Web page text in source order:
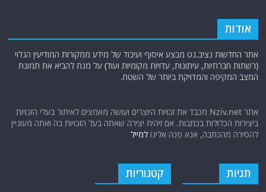
אודות
אתר החדשות נציב.נט מבצע איסוף ועיבוד של מידע ממקורות המודיעין הגלוי
(רשתות חברתיות, עיתונות, עדויות מקומיות ועוד) על מנת להביא את תמונת
המצב המקיפה והמדויקת ביותר של השטח.
אתר Nziv.net מכבד את זכויות היוצרים ועושה מאמצים לאיתור בעלי הזכויות
ביצירות הכלולות בכתבות. אם זיהית יצירה שאתה בעל הזכויות בה ואתה מעוניין
להסירה מהכתבה, אנא פנה אלינולמייל
תגיות קטגוריות